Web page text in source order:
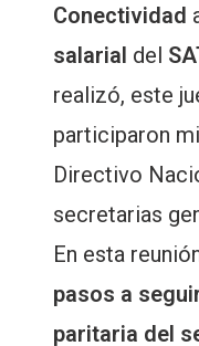
Conectividad
salarial del
realizó, este
participaron
Directivo
secretarias
En esta
pasos a
paritaria del